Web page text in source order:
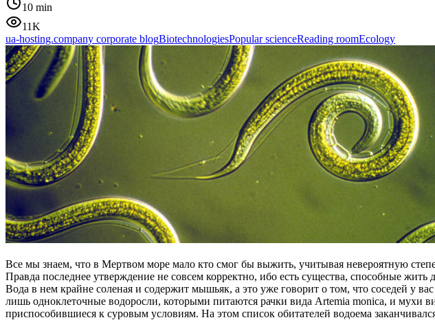
10 min
11K
ua-hosting.company corporate blogBiotechnologiesPopular scienceReading roomEcology
Все мы знаем, что в Мертвом море мало кто смог бы выжить, учитывая невероятную
Правда последнее утверждение не совсем корректно, ибо есть существа, способные
Вода в нем крайне соленая и содержит мышьяк, а это уже говорит о том, что соседей у
лишь одноклеточные водоросли, которыми питаются рачки вида Artemia monica, и
приспособившиеся к суровым условиям. На этом список обитателей водоема